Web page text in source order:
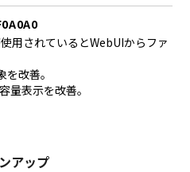
用されているとWebUIからファ
改善。
量表示を改善。
アップ